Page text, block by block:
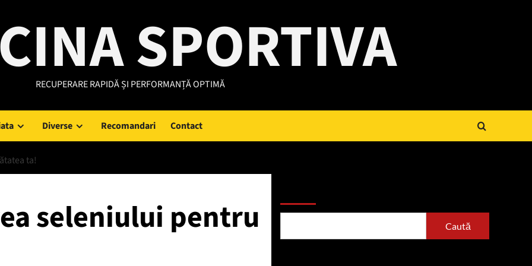
SPORTIVA
RECUPERARE RAPIDĂ ȘI PERFORMANȚĂ OPTIMĂ
Diverse Recomandari Contact
ta!
seleniului pentru Caută